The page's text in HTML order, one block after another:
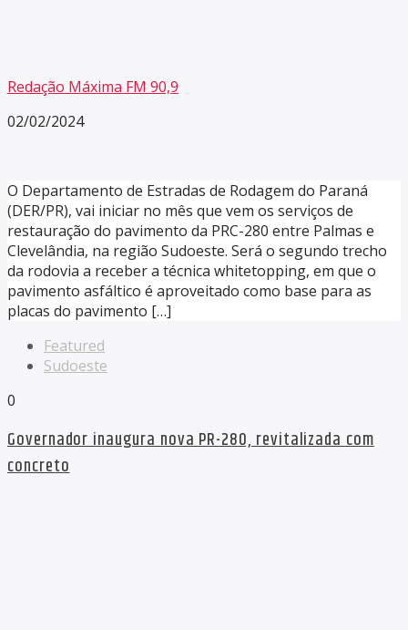
Redação Máxima FM 90,9
02/02/2024
O Departamento de Estradas de Rodagem do Paraná
(DER/PR), vai iniciar no mês que vem os serviços de
restauração do pavimento da PRC-280 entre Palmas e
Clevelândia, na região Sudoeste. Será o segundo trecho
da rodovia a receber a técnica whitetopping, em que o
pavimento asfáltico é aproveitado como base para as
placas do pavimento […]
Featured
Sudoeste
0
Governador inaugura nova PR-280, revitalizada com
concreto